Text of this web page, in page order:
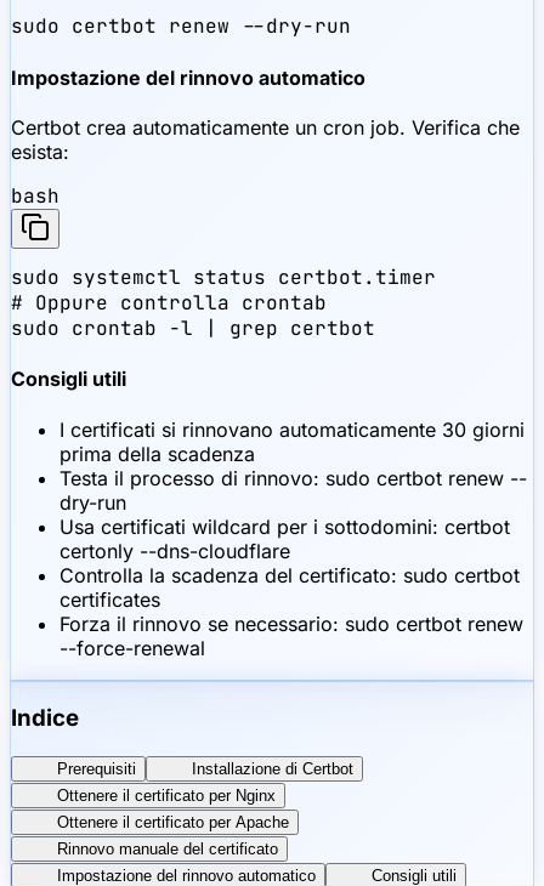
sudo certbot renew --dry-run
Impostazione del rinnovo automatico
Certbot crea automaticamente un cron job. Verifica che
esista:
bash
sudo systemctl status certbot.timer
# Oppure controlla crontab
sudo crontab -l | grep certbot
Consigli utili
I certificati si rinnovano automaticamente 30 giorni
prima della scadenza
Testa il processo di rinnovo: sudo certbot renew --
dry-run
Usa certificati wildcard per i sottodomini: certbot
certonly --dns-cloudflare
Controlla la scadenza del certificato: sudo certbot
certificates
Forza il rinnovo se necessario: sudo certbot renew
--force-renewal
Indice
Prerequisiti
Installazione di Certbot
Ottenere il certificato per Nginx
Ottenere il certificato per Apache
Rinnovo manuale del certificato
Impostazione del rinnovo automatico
Consigli utili